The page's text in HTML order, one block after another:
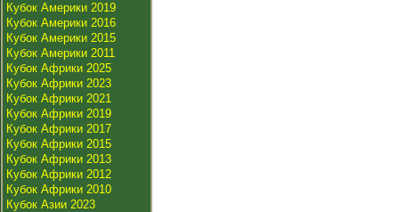
Кубок Америки 2019
Кубок Америки 2016
Кубок Америки 2015
Кубок Америки 2011
Кубок Африки 2025
Кубок Африки 2023
Кубок Африки 2021
Кубок Африки 2019
Кубок Африки 2017
Кубок Африки 2015
Кубок Африки 2013
Кубок Африки 2012
Кубок Африки 2010
Кубок Азии 2023